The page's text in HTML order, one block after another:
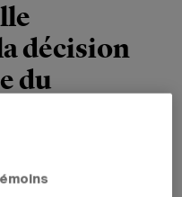
décision
du
d’une résolution